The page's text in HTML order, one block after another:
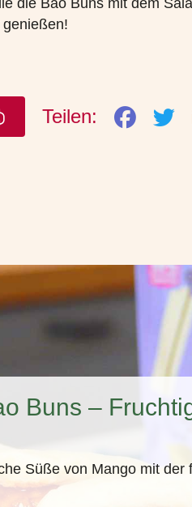
die Bao Buns mit dem
Teilen:
Buns –
Süße von Mango mit der